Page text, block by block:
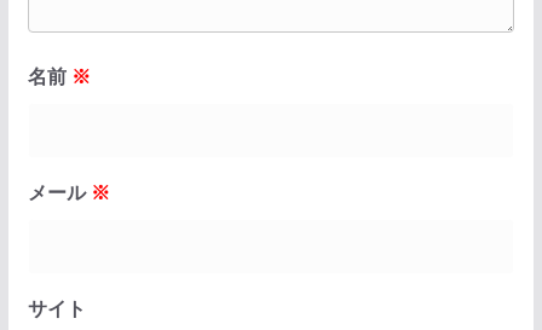
名前 ※
メール ※
サイト